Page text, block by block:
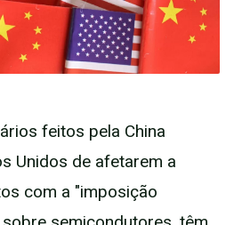
feitos pela China
Unidos de afetarem a
com a "imposição